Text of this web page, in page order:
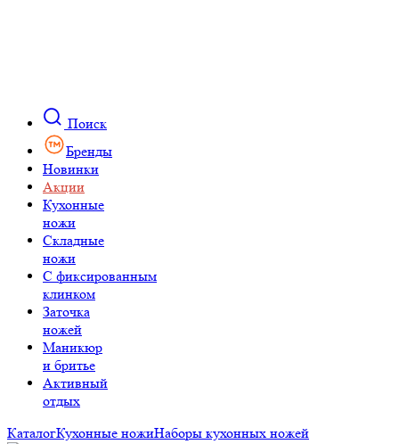
Поиск
Бренды
Новинки
Акции
Кухонные
ножи
Складные
ножи
C фиксированным
клинком
Заточка
ножей
Маникюр
и бритье
Активный
отдых
КаталогКухонные ножиНаборы кухонных ножей